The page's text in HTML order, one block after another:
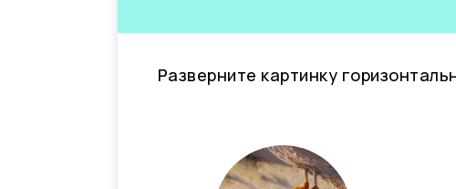
Разверните картинку